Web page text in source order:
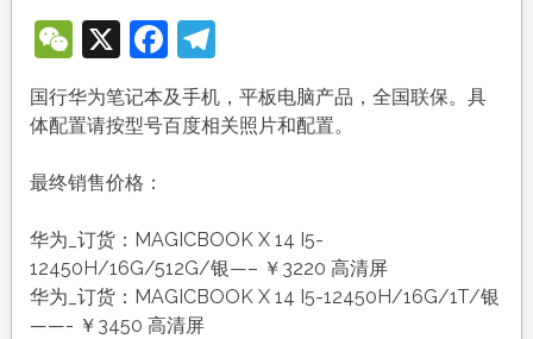
WeChat
X Facebook
Telegram
国行华为笔记本及手机，平板电脑产品，全国联保。具
体配置请按型号百度相关照片和配置。
最终销售价格：
华为_订货：MAGICBOOK X 14 I5-
12450H/16G/512G/银—– ￥3220 高清屏
华为_订货：MAGICBOOK X 14 I5-12450H/16G/1T/银
——- ￥3450 高清屏